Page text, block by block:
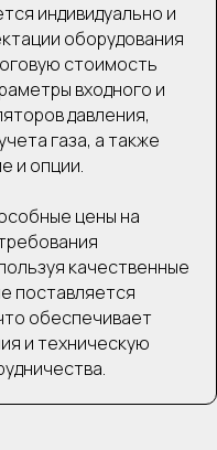
индивидуально и
оборудования
стоимость
входного и
давления,
газа, а также
и опции.
цены на
качественные
поставляется
обеспечивает
и техническую